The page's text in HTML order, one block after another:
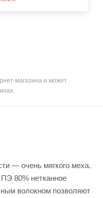
магазина и может
— очень мягкого меха.
80% нетканное
волокном позволяют